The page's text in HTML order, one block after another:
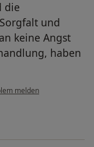
die
und
keine Angst
haben
melden